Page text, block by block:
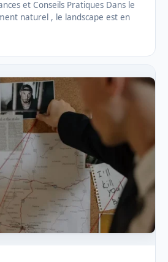
et Conseils Pratiques Dans le
naturel , le landscape est en